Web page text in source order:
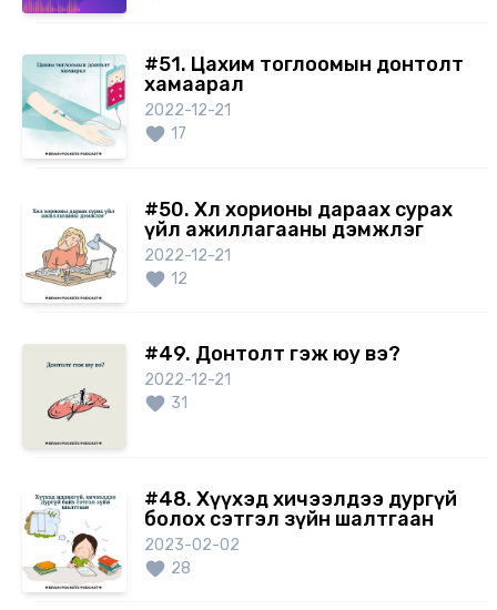
#51. Цахим тоглоомын донтолт
хамаарал
2022-12-21
17
#50. Хөл хорионы дараах сурах
үйл ажиллагааны дэмжлэг
2022-12-21
12
#49. Донтолт гэж юу вэ?
2022-12-21
31
#48. Хүүхэд хичээлдээ дургүй
болох сэтгэл зүйн шалтгаан
2023-02-02
28